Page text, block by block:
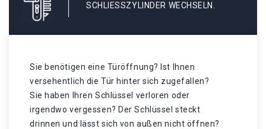
SCHLIESSZYLINDER WECHSELN.
Sie benötigen eine Türöffnung? Ist Ihnen
versehentlich die Tür hinter sich zugefallen?
Sie haben Ihren Schlüssel verloren oder
irgendwo vergessen? Der Schlüssel steckt
drinnen und lässt sich von außen nicht öffnen?